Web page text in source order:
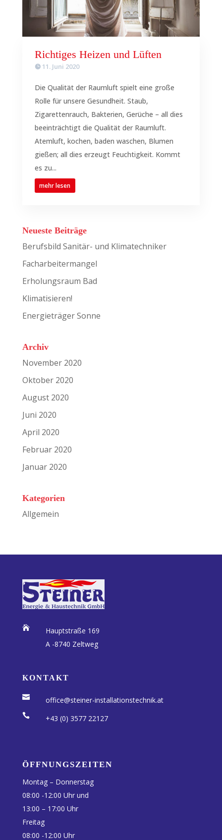
Richtiges Heizen und Lüften
11. Juni 2020
Die Qualität der Raumluft spielt eine große
Rolle für unsere Gesundheit. Staub,
Zigarettenrauch, Bakterien, Gerüche – all dies
beeinträchtigt die Qualität der Raumluft.
Atemluft, kochen, baden waschen, Blumen
gießen; all dies erzeugt Feuchtigkeit. Kommt
es zu...
mehr lesen
Neueste Beiträge
Berufsbild Sanitär- und Klimatechniker
Facharbeitermangel
Erholungsraum Bad
Klimatisieren!
Energieträger Sonne
Archiv
November 2020
Oktober 2020
August 2020
Juni 2020
April 2020
Februar 2020
Januar 2020
Kategorien
Allgemein

Hauptstraße 169
A -8740 Zeltweg
KONTAKT
 office@steiner-installationstechnik.at
 +43 (0) 3577 22127
ÖFFNUNGSZEITEN
Montag – Donnerstag
08:00 -12:00 Uhr und
13:00 – 17:00 Uhr
Freitag
08:00 -12:00 Uhr